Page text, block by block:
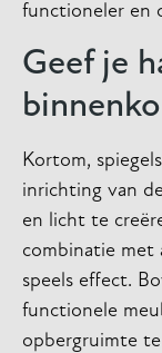
functioneler en
Geef je
Kortom,
inrichting van
en licht te
combinatie met
speels effect.
functionele
opbergruimte